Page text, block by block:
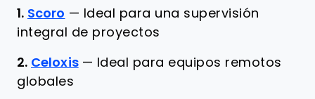
1. Scoro — Ideal para una supervisión
integral de proyectos
2. Celoxis — Ideal para equipos remotos
globales